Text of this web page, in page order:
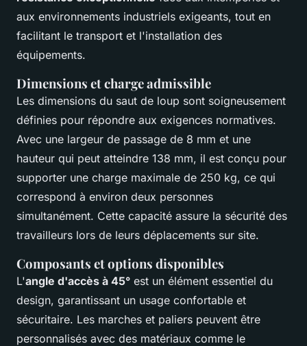
aux environnements industriels exigeants, tout en
facilitant le transport et l'installation des
équipements.
Dimensions et charge admissible
Les dimensions du saut de loup sont soigneusement
définies pour répondre aux exigences normatives.
Avec une largeur de passage de 8 mm et une
hauteur qui peut atteindre 138 mm, il est conçu pour
supporter une charge maximale de 250 kg, ce qui
correspond à environ deux personnes
simultanément. Cette capacité assure la sécurité des
travailleurs lors de leurs déplacements sur site.
Composants et options disponibles
L'angle d'accès à 45° est un élément essentiel du
design, garantissant un usage confortable et
sécuritaire. Les marches et paliers peuvent être
personnalisés avec des matériaux comme le